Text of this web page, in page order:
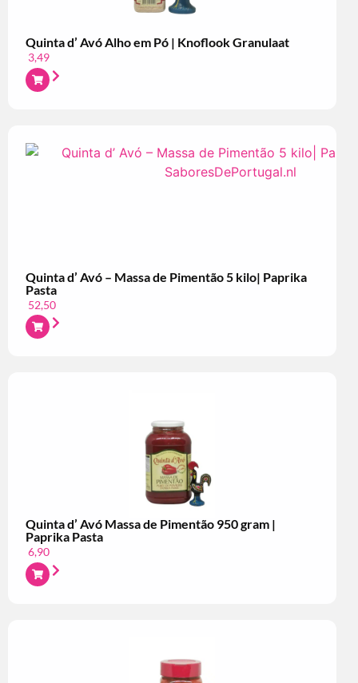
Quinta d’ Avó Alho em Pó | Knoflook Granulaat
3,49
Quinta d’ Avó – Massa de Pimentão 5 kilo| Paprika
Pasta
52,50
Quinta d’ Avó Massa de Pimentão 950 gram |
Paprika Pasta
6,90